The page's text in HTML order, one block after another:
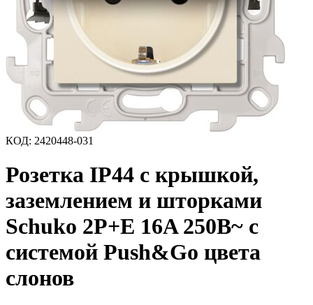
КОД: 2420448-031
Розетка IP44 с крышкой,
заземлением и шторками
Schuko 2Р+Е 16A 250В~ с
системой Push&Go цвета
слонов